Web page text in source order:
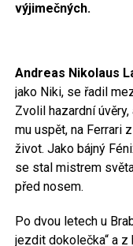
výjimečných.
Andreas Nikolaus
jako Niki, se řadil
Zvolil hazardní
mu uspět, na Ferrari
život. Jako bájný
se stal mistrem
před nosem.
Po dvou letech u
jezdit dokolečka“ a z